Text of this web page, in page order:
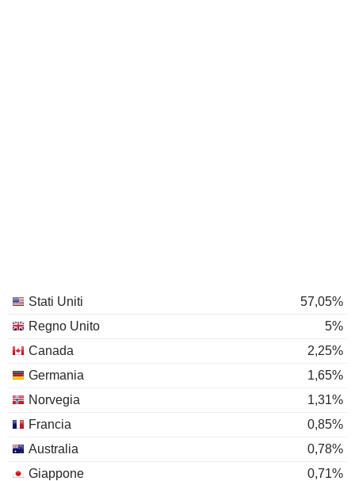
Stati Uniti
57,05%
Regno Unito
5%
Canada
2,25%
Germania
1,65%
Norvegia
1,31%
Francia
0,85%
Australia
0,78%
Giappone
0,71%